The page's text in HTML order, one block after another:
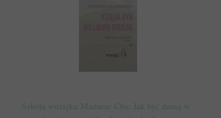
Szkoła wdzięku Madame Chic Jak być damą w